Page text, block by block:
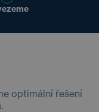
optimální řešení